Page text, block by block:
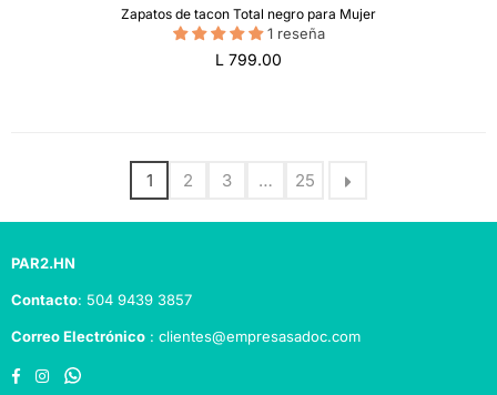
Zapatos de tacon Total negro para Mujer
1 reseña
Precio
L 799.00
1 2 3 … 25
PAR2.HN
Contacto: 504 9439 3857
Correo Electrónico : clientes@empresasadoc.com
Facebook
InstagramWhatsapp